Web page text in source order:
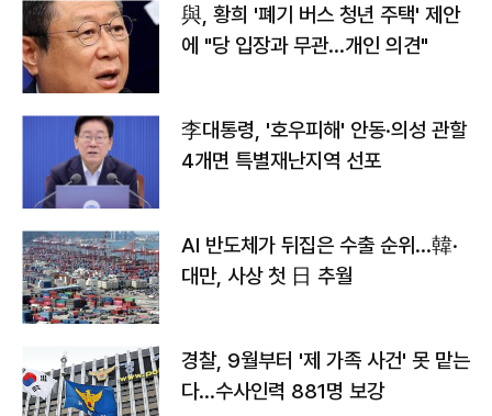
與, 황희 '폐기 버스 청년 주택' 제안
에 "당 입장과 무관…개인 의견"
李대통령, '호우피해' 안동·의성 관할
4개면 특별재난지역 선포
AI 반도체가 뒤집은 수출 순위…韓·
대만, 사상 첫 日 추월
경찰, 9월부터 '제 가족 사건' 못 맡는
다…수사인력 881명 보강